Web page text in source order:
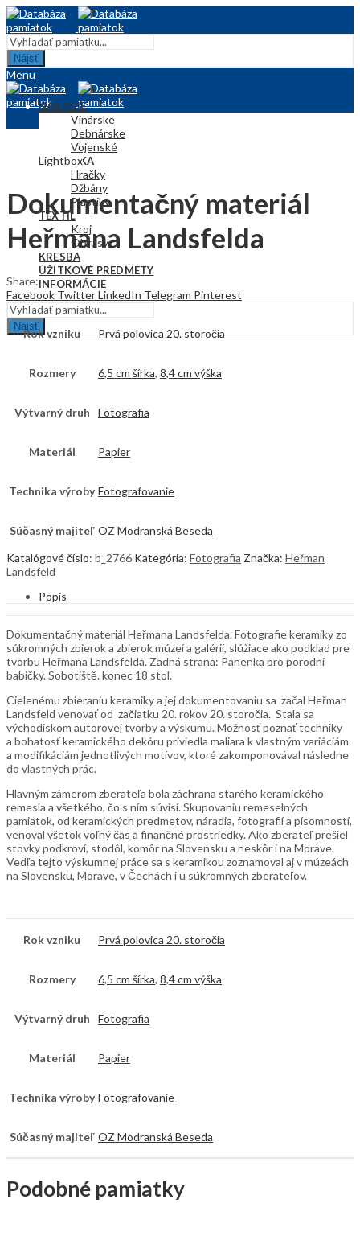
Nájsť
Menu
NÁRADIE
Vinárske
Debnárske
Vojenské
KERAMIKA
Hračky
Džbány
Plastiky
TEXTIL
Kroj
Obrusy
KRESBA
ÚŽITKOVÉ PREDMETY
INFORMÁCIE
Nájsť
Lightbox
Dokumentačný materiál
Heřmana Landsfelda
Share:
Facebook TwitterLinkedIn Telegram Pinterest
Rok vzniku Prvá polovica 20. storočia
Rozmery 6,5 cm šírka, 8,4 cm výška
Výtvarný druh Fotografia
Materiál Papier
Technika výroby Fotografovanie
Súčasný majiteľ OZ Modranská Beseda
Katalógové číslo: b_2766 Kategória: Fotografia Značka: Heřman
Landsfeld
Popis
Dokumentačný materiál Heřmana Landsfelda. Fotografie keramiky zo
súkromných zbierok a zbierok múzeí a galérií, slúžiace ako podklad pre
tvorbu Heřmana Landsfelda. Zadná strana: Panenka pro porodní
babičky. Sobotiště. konec 18 stol.
Cielenému zbieraniu keramiky a jej dokumentovaniu sa začal Heřman
Landsfeld venovať od začiatku 20. rokov 20. storočia. Stala sa
východiskom autorovej tvorby a výskumu. Možnosť poznať techniky
a bohatosť keramického dekóru priviedla maliara k vlastným variáciám
a modifikáciám jednotlivých motívov, ktoré zakomponovával následne
do vlastných prác.
Hlavným zámerom zberateľa bola záchrana starého keramického
remesla a všetkého, čo s ním súvisí. Skupovaniu remeselných
pamiatok, od keramických predmetov, náradia, fotografií a písomností,
venoval všetok voľný čas a finančné prostriedky. Ako zberateľ prešiel
stovky podkroví, stodôl, komôr na Slovensku a neskôr i na Morave.
Vedľa tejto výskumnej práce sa s keramikou zoznamoval aj v múzeách
na Slovensku, Morave, v Čechách i u súkromných zberateľov.
Rok vzniku Prvá polovica 20. storočia
Rozmery 6,5 cm šírka, 8,4 cm výška
Výtvarný druh Fotografia
Materiál Papier
Technika výroby Fotografovanie
Súčasný majiteľ OZ Modranská Beseda
Podobné pamiatky